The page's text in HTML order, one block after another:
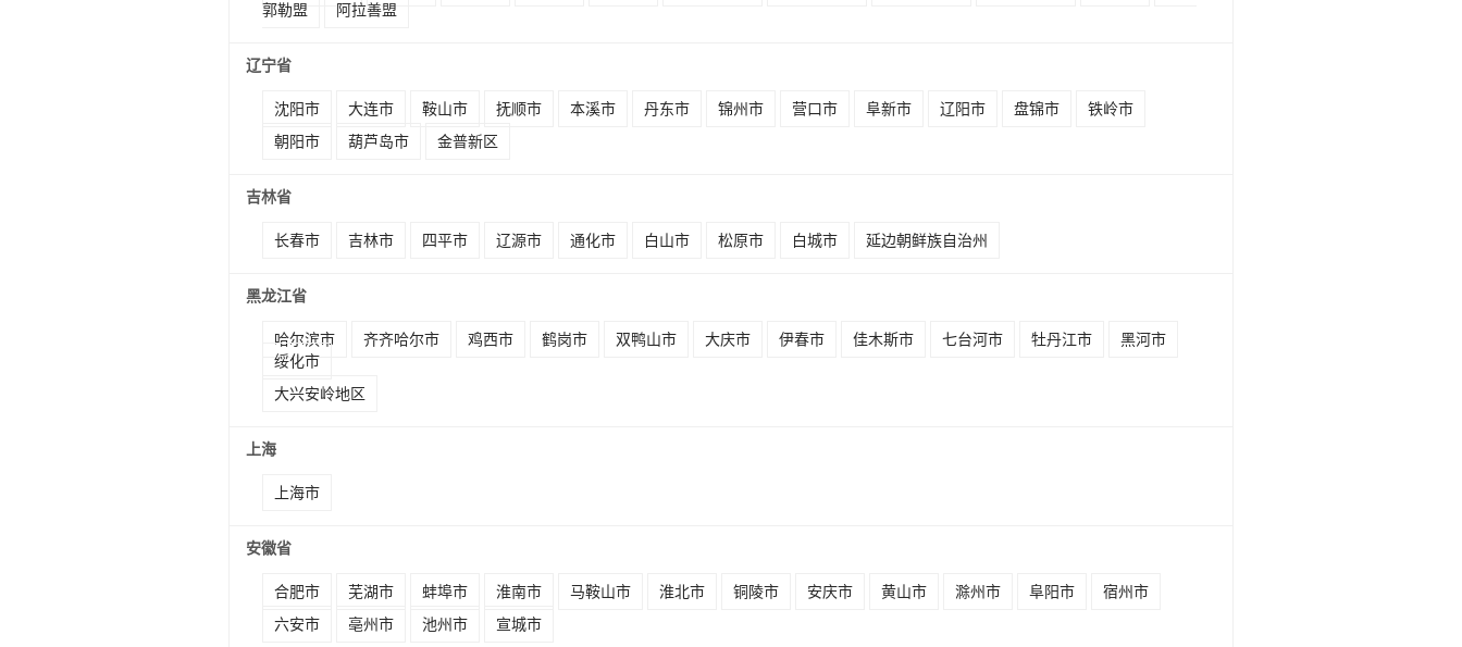
郭勒盟
阿拉善盟
辽宁省
沈阳市 大连市 鞍山市 抚顺市 本溪市 丹东市 锦州市 营口市 阜新市 辽阳市 盘锦市
铁岭市
朝阳市
葫芦岛市 金普新区
吉林省
长春市 吉林市 四平市 辽源市 通化市 白山市 松原市 白城市 延边朝鲜族自治州
黑龙江省
哈尔滨市 齐齐哈尔市 鸡西市 鹤岗市 双鸭山市 大庆市 伊春市 佳木斯市 七台河市 牡丹江市
黑河市
绥化市
大兴安岭地区
上海
上海市
安徽省
合肥市 芜湖市 蚌埠市 淮南市 马鞍山市 淮北市 铜陵市 安庆市 黄山市 滁州市 阜阳市
宿州市
六安市
亳州市 池州市 宣城市